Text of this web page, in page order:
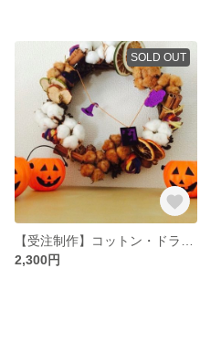
SOLD OUT
2,300円